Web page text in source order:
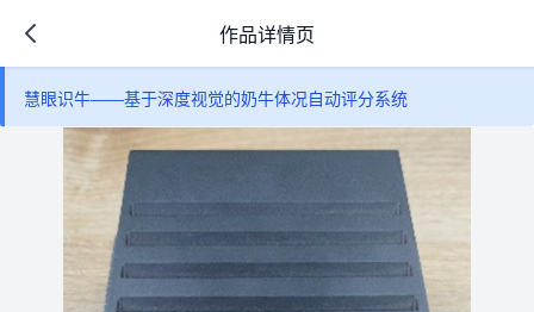
作品详情页
慧眼识牛——基于深度视觉的奶牛体况自动评分系统